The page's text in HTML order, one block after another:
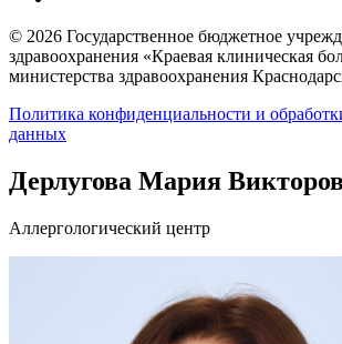
© 2026 Государственное бюджетное
здравоохранения «Краевая клиническая
министерства здравоохранения
Политика конфиденциальности и
данных
Дерлугова Мария
Аллергологический центр